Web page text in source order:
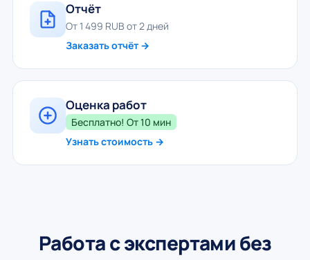
Отчёт
От 1 499 RUB от 2 дней
Заказать отчёт →
Оценка работ
Бесплатно! От 10 мин
Узнать стоимость →
Работа с экспертами без